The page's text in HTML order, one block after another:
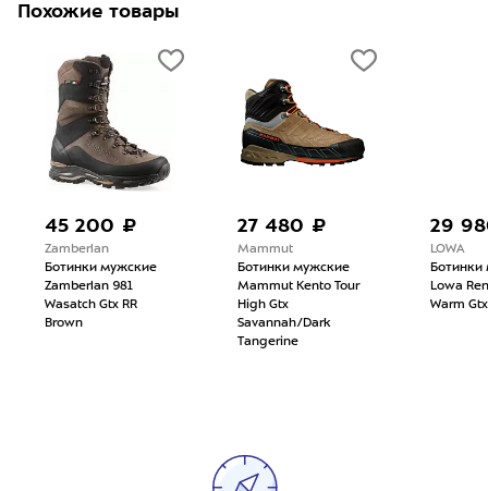
Похожие товары
45 200 ₽
Zamberlan
Ботинки мужские
Zamberlan 981
Wasatch Gtx RR
Brown
27 480 ₽
Mammut
Ботинки мужские
Mammut Kento Tour
High Gtx
Savannah/Dark
Tangerine
29
LOWA
Ботинки
Lowa
Warm